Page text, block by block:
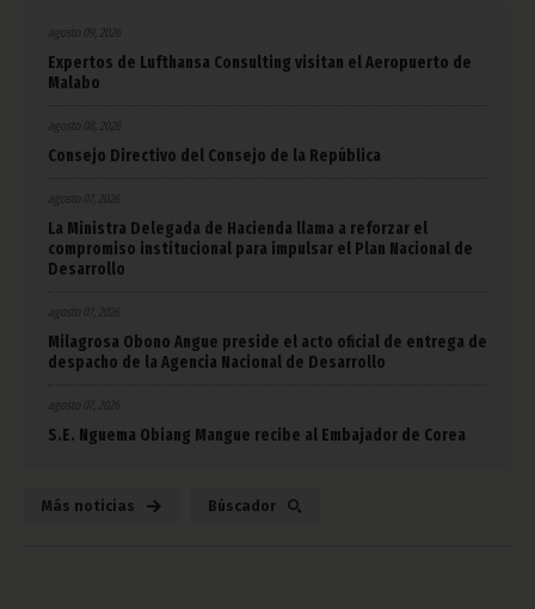
agosto 09, 2026
Expertos de Lufthansa Consulting visitan el Aeropuerto de
Malabo
Consejo Directivo del Consejo de la República
agosto 07, 2026
La Ministra Delegada de Hacienda llama a reforzar el
compromiso institucional para impulsar el Plan Nacional de
Desarrollo
agosto 07, 2026
Milagrosa Obono Angue preside el acto oficial de entrega de
despacho de la Agencia Nacional de Desarrollo
agosto 07, 2026
S.E. Nguema Obiang Mangue recibe al Embajador de Corea
Más noticias Búscador